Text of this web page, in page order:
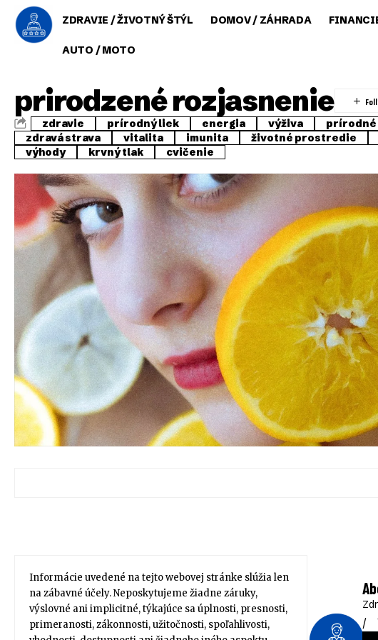
ZDRAVIE / ŽIVOTNÝ ŠTÝL DOMOV / ZÁHRADA
AUTO / MOTO
prirodzené rozjasnenie
zdravie prírodný liek energia výživa prírodné
zdravá strava
vitalita imunita životné prostredie
výhody
krvný tlak cvičenie
Informácie uvedené na tejto webovej stránke slúžia len
na zábavné účely. Neposkytujeme žiadne záruky,
výslovné ani implicitné, týkajúce sa úplnosti, presnosti,
primeranosti, zákonnosti, užitočnosti, spoľahlivosti,